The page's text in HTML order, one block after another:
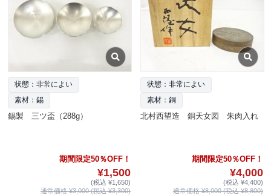
状態：非常によい
素材：錫
錫製 三ツ盃（288g）
期間限定50％OFF！
¥1,500
(税込 ¥1,650)
通常価格 ¥3,000 (税込 ¥3,300)
状態：非常によい
素材：銅
北村西望造 銅天女図 朱肉入れ
期間限定50％OFF！
¥4,000
(税込 ¥4,400)
通常価格 ¥8,000 (税込 ¥8,800)